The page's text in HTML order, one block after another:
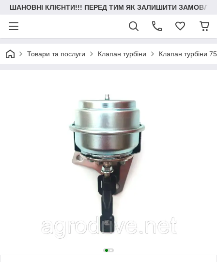
ШАНОВНІ КЛІЄНТИ!!! ПЕРЕД ТИМ ЯК ЗАЛИШИТИ
Товари та послуги Клапан турбіни Клапан турбіни